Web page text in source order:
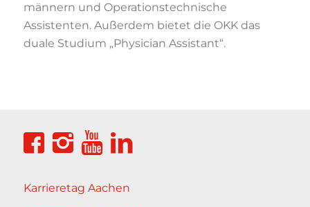
männern und Operationstechnische
Assistenten. Außerdem bietet die OKK das
duale Studium „Physician Assistant“.
Karrieretag Aachen